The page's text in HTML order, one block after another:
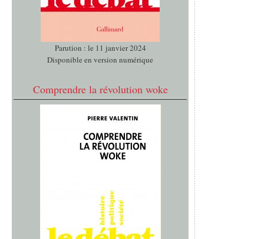
Parution : le 11 janvier 2024
Disponible en version numérique
Comprendre la révolution woke